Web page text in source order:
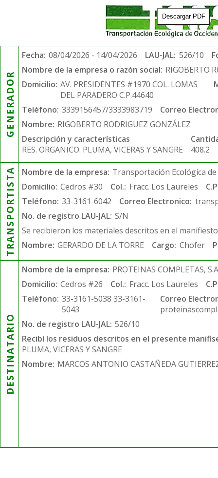
Descargar PDF
GENERADOR
Fecha: 08/04/2026 - 14/04/2026 LAU-JAL: 526/10
Nombre de la empresa o razón social: RIGOBERTO
Domicilio: AV. PRESIDENTES #1970 COL. LOMAS
DEL PARADERO C.P.44640
Teléfono: 3339156457/3333983719
Correo
Nombre: RIGOBERTO RODRIGUEZ GONZÁLEZ
Descripción y características
RES. ORGANICO. PLUMA, VICERAS Y SANGRE
408.2
TRANSPORTISTA Nombre de la empresa: Transportación Ecológica de
Domicilio: Cedros #30 Col.: Fracc. Los Laureles
Teléfono: 33-3161-6042 Correo Electronico:
No. de registro LAU-JAL: S/N
Se recibieron los materiales descritos en el
Nombre: GERARDO DE LA TORRE Cargo: Chofer
DESTINATARIO
Nombre de la empresa: PROTEINAS COMPLETAS,
Domicilio: Cedros #26 Col.: Fracc. Los Laureles
Teléfono: 33-3161-5038 33-3161-
5043
Correo
No. de registro LAU-JAL: 526/10
Recibí los residuos descritos en el presente
PLUMA, VICERAS Y SANGRE
Nombre: MARCOS ANTONIO CASTAÑEDA